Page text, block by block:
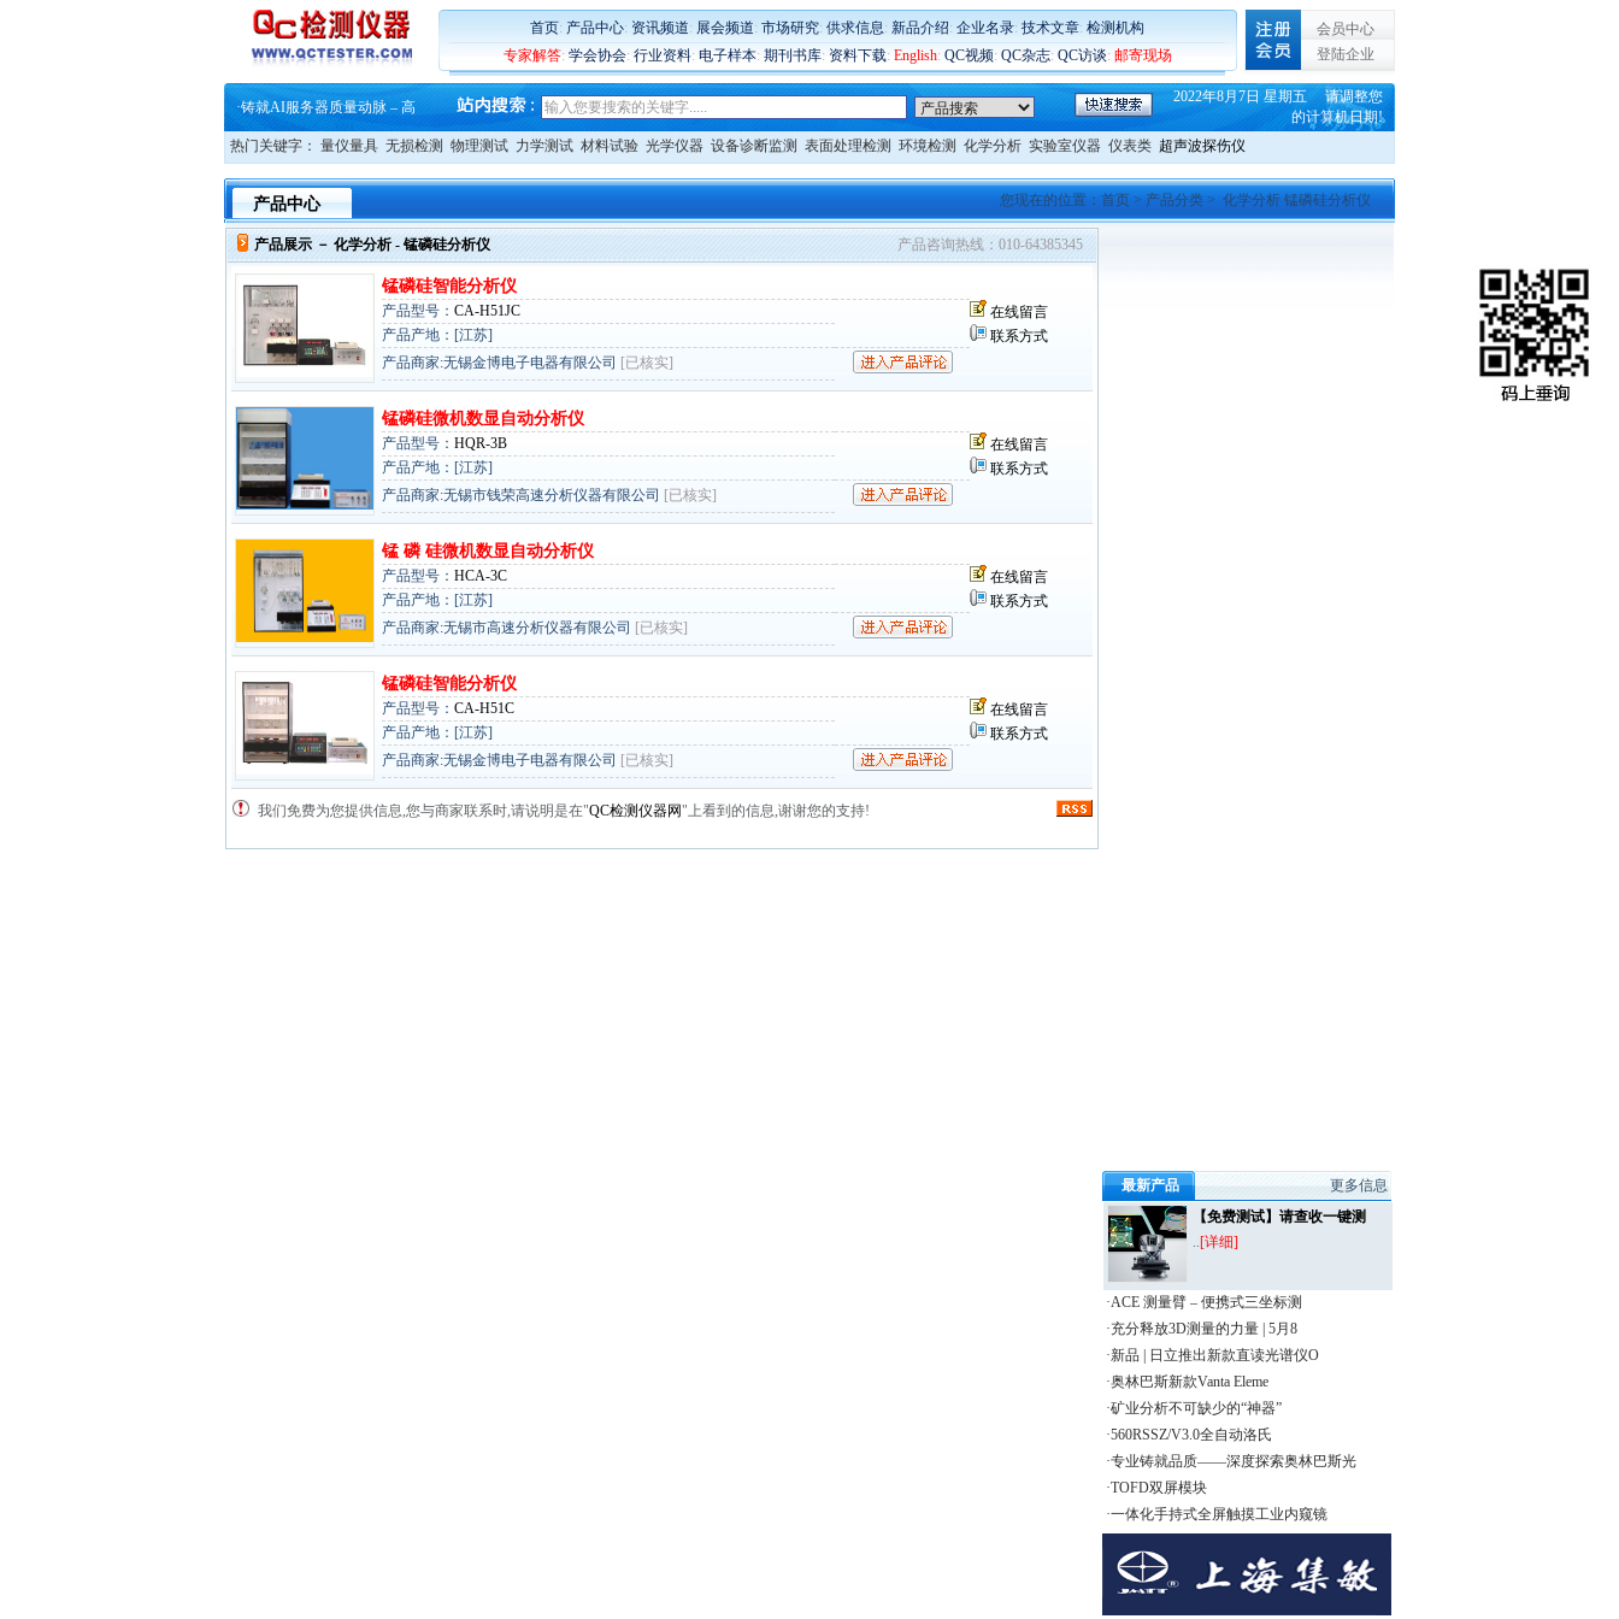
首页: 产品中心: 资讯频道: 展会频道: 市场研究: 供求信息: 新品介绍: 企业名录: 技术文章: 检测机构
专家解答: 学会协会: 行业资料: 电子样本: 期刊书库: 资料下载: English: QC视频: QC杂志: QC访谈: 邮寄现场
会员中心
登陆企业
大牌云集 买家升级 ——26
蔡司软件 | 高效变形分析能
铸就AI服务器质量动脉 – 高
·铸就AI服务器质量动脉 – 高
·ZEISS BOSELLO ADR 让内部缺
·蔡司和亿纬锂能达成战略合作
·大牌云集 买家升级 ——26
2022年8月7日 星期五 请调整您
的计算机日期!
热门关键字： 量仪量具 无损检测 物理测试 力学测试 材料试验 光学仪器 设备诊断监测 表面处理检测 环境检测 化学分析 实验室仪器 仪表类 超声波探伤仪
产品中心 您现在的位置： 首页 > 产品分类 > 化学分析 锰磷硅分析仪
产品展示 － 化学分析- 锰磷硅分析仪 产品咨询热线：010-64385345
锰磷硅智能分析仪
产品型号： CA-H51JC
在线留言
产品产地：[江苏]
联系方式
产品商家:无锡金博电子电器有限公司 [已核实]
锰磷硅微机数显自动分析仪
产品型号： HQR-3B
在线留言
产品产地：[江苏]
联系方式
产品商家:无锡市钱荣高速分析仪器有限公司 [已核实]
锰 磷 硅微机数显自动分析仪
产品型号： HCA-3C
在线留言
产品产地：[江苏]
联系方式
产品商家:无锡市高速分析仪器有限公司 [已核实]
锰磷硅智能分析仪
产品型号： CA-H51C
在线留言
产品产地：[江苏]
联系方式
产品商家:无锡金博电子电器有限公司 [已核实]
我们免费为您提供信息,您与商家联系时,请说明是在"QC检测仪器网"上看到的信息,谢谢您的支持!
最新产品
更多信息
【免费测试】请查收一键测
..[详细]
·ACE 测量臂 – 便携式三坐标测
·充分释放3D测量的力量 | 5月8
·新品 | 日立推出新款直读光谱仪O
·奥林巴斯新款Vanta Eleme
·矿业分析不可缺少的“神器”
·560RSSZ/V3.0全自动洛氏
·专业铸就品质——深度探索奥林巴斯光
·TOFD双屏模块
·一体化手持式全屏触摸工业内窥镜